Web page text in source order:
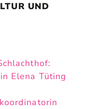
UND
Elena Tüting